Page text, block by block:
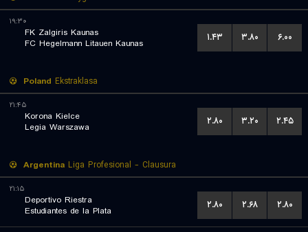
۱۹:۳۰
FK Zalgiris Kaunas
FC Hegelmann Litauen Kaunas
۱.۴۳ ۳.۸۰ ۶.۰۰
Poland Ekstraklasa
۲۱:۴۵
Korona Kielce
Legia Warszawa
۲.۸۰ ۳.۲۰ ۲.۴۵
Argentina Liga Profesional - Clausura
۲۱:۱۵
Deportivo Riestra
Estudiantes de la Plata
۲.۸۰ ۲.۶۸ ۲.۸۰